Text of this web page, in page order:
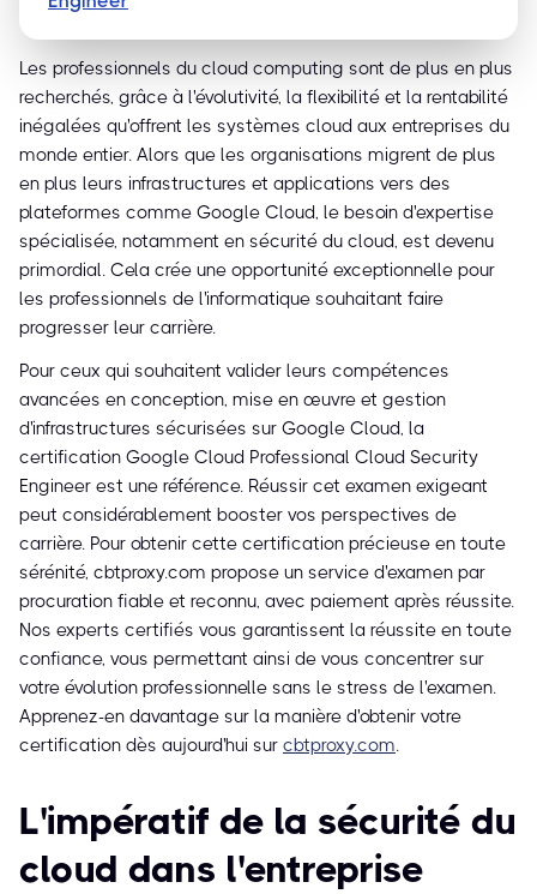
Les professionnels du cloud computing sont de plus en plus
recherchés, grâce à l'évolutivité, la flexibilité et la rentabilité
inégalées qu'offrent les systèmes cloud aux entreprises du
monde entier. Alors que les organisations migrent de plus
en plus leurs infrastructures et applications vers des
plateformes comme Google Cloud, le besoin d'expertise
spécialisée, notamment en sécurité du cloud, est devenu
primordial. Cela crée une opportunité exceptionnelle pour
les professionnels de l'informatique souhaitant faire
progresser leur carrière.
Pour ceux qui souhaitent valider leurs compétences
avancées en conception, mise en œuvre et gestion
d'infrastructures sécurisées sur Google Cloud, la
certification Google Cloud Professional Cloud Security
Engineer est une référence. Réussir cet examen exigeant
peut considérablement booster vos perspectives de
carrière. Pour obtenir cette certification précieuse en toute
sérénité, cbtproxy.com propose un service d'examen par
procuration fiable et reconnu, avec paiement après réussite.
Nos experts certifiés vous garantissent la réussite en toute
confiance, vous permettant ainsi de vous concentrer sur
votre évolution professionnelle sans le stress de l'examen.
Apprenez-en davantage sur la manière d'obtenir votre
certification dès aujourd'hui sur cbtproxy.com.
L'impératif de la sécurité du
cloud dans l'entreprise